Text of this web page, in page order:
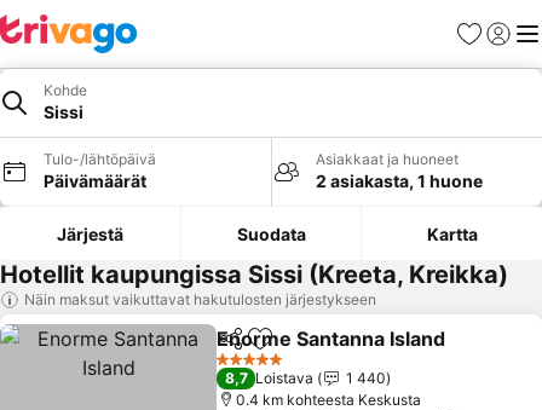
Suosikit
Kohde
Sissi
Tulo-/lähtöpäivä
Päivämäärät
Asiakkaat ja huoneet
2 asiakasta, 1 huone
Järjestä Suodata Kartta
Hotellit kaupungissa Sissi (Kreeta, Kreikka)
Näin maksut vaikuttavat hakutulosten järjestykseen
Jaa Lisää suosikkeihin
Enorme Santanna Island
5 Tähtiluokitus
8,7 Loistava
1 440
0.4 km kohteesta Keskusta